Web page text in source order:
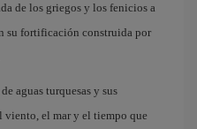
de los griegos y los fenicios a
su fortificación construida por
aguas turquesas y sus
viento, el mar y el tiempo que